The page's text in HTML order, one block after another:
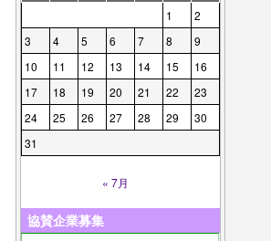
1
2
3
4 5 6 7 8
9
10
11 12 13 14 15
16
17
18 19 20 21 22
23
24
25 26 27 28 29
30
31
« 7月
協賛企業募集